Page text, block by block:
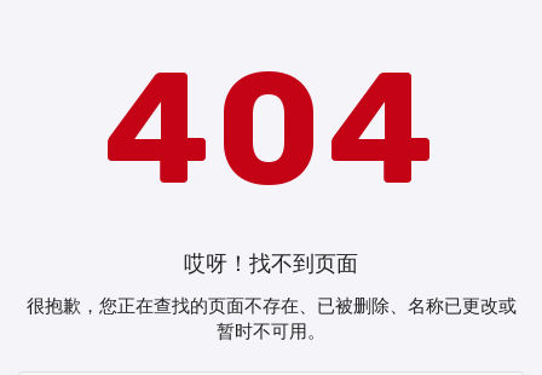
404
哎呀！找不到页面
很抱歉，您正在查找的页面不存在、已被删除、名称已更改或
暂时不可用。